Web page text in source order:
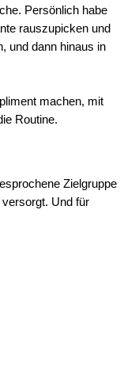
Persönlich habe
rauszupicken und
und dann hinaus in
machen, mit
Routine.
Zielgruppe
Und für